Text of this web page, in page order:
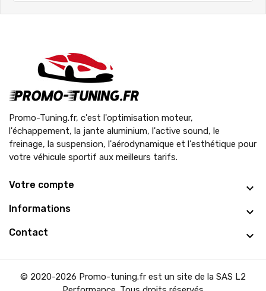
Promo-Tuning.fr, c'est l'optimisation moteur,
l'échappement, la jante aluminium, l'active sound, le
freinage, la suspension, l'aérodynamique et l'esthétique pour
votre véhicule sportif aux meilleurs tarifs.
Votre compte
Informations
Contact
© 2020-2026 Promo-tuning.fr est un site de la SAS L2